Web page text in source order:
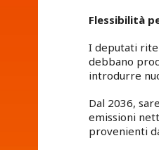
Flessibilità
I deputati
debbano
introdurre
Dal 2036,
emissioni
provenienti